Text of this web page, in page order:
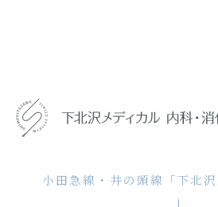
小田急線・井の頭線「下北